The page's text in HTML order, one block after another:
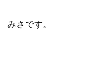
みさです。